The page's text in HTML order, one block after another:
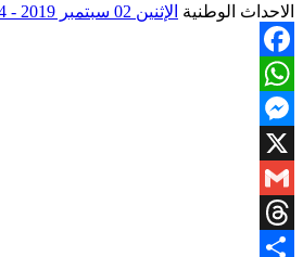
الاحداث الوطنية الإثنين 02 سبتمبر 2019 - 8:24
Facebook
WhatsApp
Messenger
X
Gmail
Threads